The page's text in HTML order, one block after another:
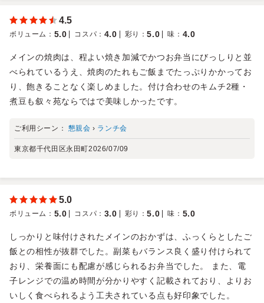
4.5
ボリューム ： 5.0 コスパ ： 4.0 彩り ：5.0 味 ： 4.0
メインの焼肉は、程よい焼き加減でかつお弁当にびっしりと並
べられているうえ、焼肉のたれもご飯までたっぷりかかってお
り、飽きることなく楽しめました。付け合わせのキムチ2種・
煮豆も叙々苑ならではで美味しかったです。
ご利用シーン： 懇親会 › ランチ会
東京都千代田区永田町2026/07/09
5.0
ボリューム ： 5.0 コスパ ： 3.0 彩り ：5.0 味 ： 5.0
しっかりと味付けされたメインのおかずは、ふっくらとしたご
飯との相性が抜群でした。副菜もバランス良く盛り付けられて
おり、栄養面にも配慮が感じられるお弁当でした。 また、電
子レンジでの温め時間が分かりやすく記載されており、よりお
いしく食べられるよう工夫されている点も好印象でした。